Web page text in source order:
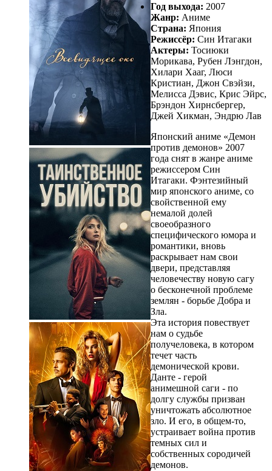
Год выхода: 2007
Жанр: Аниме
Страна: Япония
Режиссёр: Син Итагаки
Актеры: Тосиюки
Морикава, Рубен Лэнгдон,
Хилари Хааг, Люси
Кристиан, Джон Свэйзи,
Мелисса Дэвис, Крис Эйрс,
Брэндон Хирнсбергер,
Джей Хикман, Эндрю Лав
Японский аниме «Демон
против демонов» 2007
года снят в жанре аниме
режиссером Син
Итагаки. Фэнтезийный
мир японского аниме, со
свойственной ему
немалой долей
своеобразного
специфического юмора и
романтики, вновь
раскрывает нам свои
двери, представляя
человечеству новую сагу
о бесконечной проблеме
землян - борьбе Добра и
Зла.
Эта история повествует
нам о судьбе
получеловека, в котором
течет часть
демонической крови.
Данте - герой
анимешной саги - по
долгу службы призван
уничтожать абсолютное
зло. И его, в общем-то,
устраивает война против
темных сил и
собственных сородичей
демонов.